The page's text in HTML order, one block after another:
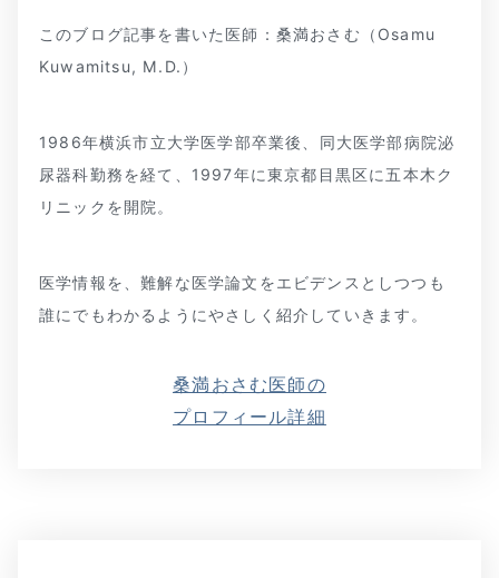
このブログ記事を書いた医師：桑満おさむ（Osamu
Kuwamitsu, M.D.）
1986年横浜市立大学医学部卒業後、同大医学部病院泌
尿器科勤務を経て、1997年に東京都目黒区に五本木ク
リニックを開院。
医学情報を、難解な医学論文をエビデンスとしつつも
誰にでもわかるようにやさしく紹介していきます。
桑満おさむ医師の
プロフィール詳細